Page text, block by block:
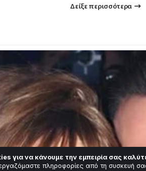
για να κάνουμε την εμπειρία σας
πληροφορίες από τη συσκευή
Δείξε περισσότερα